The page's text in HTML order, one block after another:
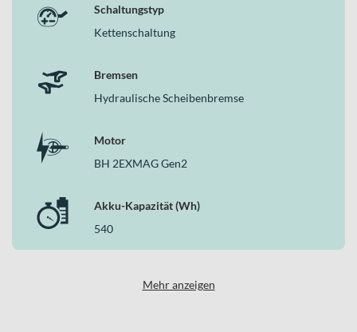
Schaltungstyp
Kettenschaltung
Bremsen
Hydraulische Scheibenbremse
Motor
BH 2EXMAG Gen2
Akku-Kapazität (Wh)
540
Mehr anzeigen